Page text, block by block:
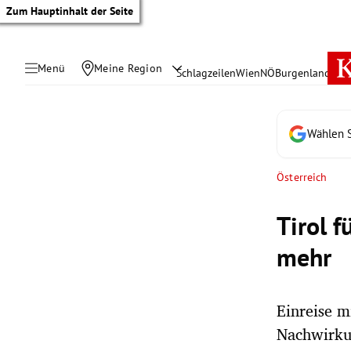
Zum Hauptinhalt der Seite
Menü Meine Region SchlagzeilenWienNÖBurgenland
Wählen
Österreich
Tirol
mehr
Einreise